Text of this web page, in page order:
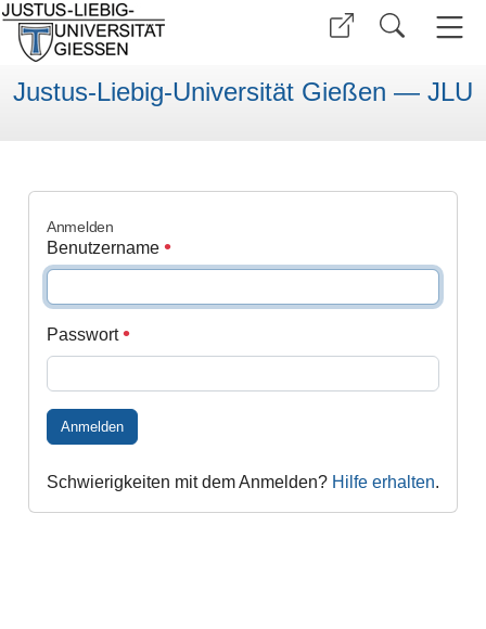
Justus-Liebig-Universität Gießen — JLU
Anmelden
Benutzername
Passwort
Anmelden
Schwierigkeiten mit dem Anmelden? Hilfe erhalten.